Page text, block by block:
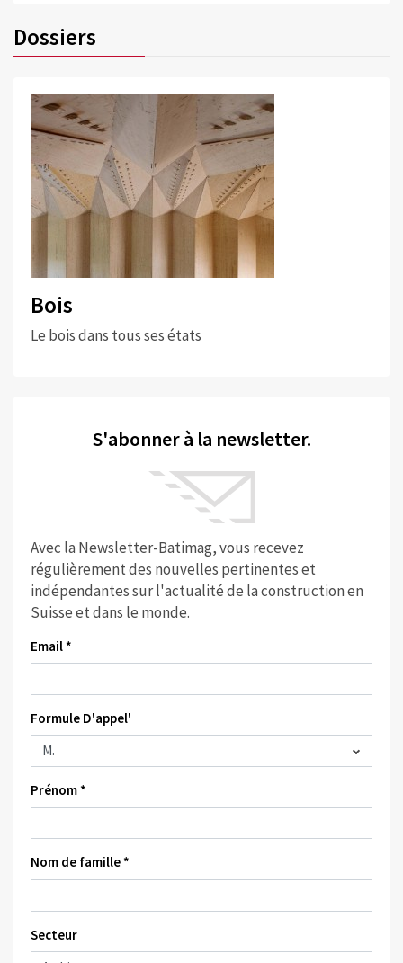
Dossiers
Bois
Le bois dans tous ses états
S'abonner à la newsletter.
Avec la Newsletter-Batimag, vous recevez
régulièrement des nouvelles pertinentes et
indépendantes sur l'actualité de la construction en
Suisse et dans le monde.
Email *
Formule D'appel'
Prénom *
Nom de famille *
Secteur